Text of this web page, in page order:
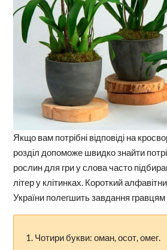
Якщо вам потрібні відповіді на
розділ допоможе швидко знайти
рослин для гри у слова часто
літер у клітинках. Короткий
України полегшить завдання гравцям
Чотири букви: оман, осот, омег.